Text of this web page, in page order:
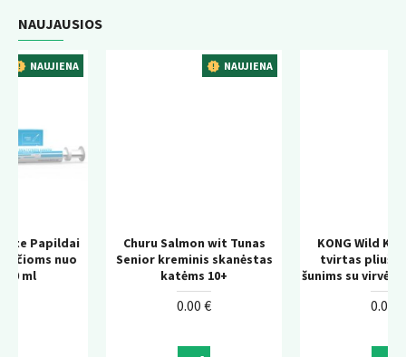
NAUJAUSIOS
Churu Salmon wit Tunas
Senior kreminis skanėstas
KONG Wild Knots Bear –
tvirtas pliušinis žaislas
šunims su virvės konstrukcija